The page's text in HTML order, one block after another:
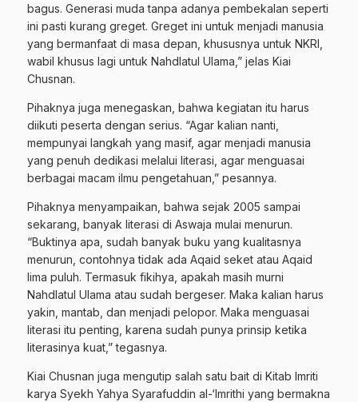
bagus. Generasi muda tanpa adanya pembekalan seperti
ini pasti kurang greget. Greget ini untuk menjadi manusia
yang bermanfaat di masa depan, khususnya untuk NKRI,
wabil khusus lagi untuk Nahdlatul Ulama,” jelas Kiai
Chusnan.
Pihaknya juga menegaskan, bahwa kegiatan itu harus
diikuti peserta dengan serius. “Agar kalian nanti,
mempunyai langkah yang masif, agar menjadi manusia
yang penuh dedikasi melalui literasi, agar menguasai
berbagai macam ilmu pengetahuan,” pesannya.
Pihaknya menyampaikan, bahwa sejak 2005 sampai
sekarang, banyak literasi di Aswaja mulai menurun.
“Buktinya apa, sudah banyak buku yang kualitasnya
menurun, contohnya tidak ada Aqaid seket atau Aqaid
lima puluh. Termasuk fikihya, apakah masih murni
Nahdlatul Ulama atau sudah bergeser. Maka kalian harus
yakin, mantab, dan menjadi pelopor. Maka menguasai
literasi itu penting, karena sudah punya prinsip ketika
literasinya kuat,” tegasnya.
Kiai Chusnan juga mengutip salah satu bait di Kitab Imriti
karya Syekh Yahya Syarafuddin al-‘Imrithi yang bermakna